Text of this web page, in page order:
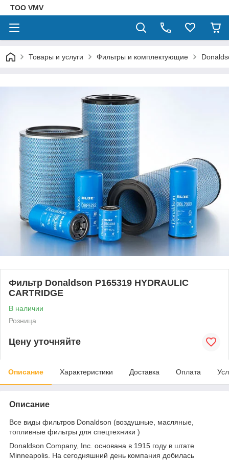
ТОО VMV
Товары и услуги Фильтры и комплектующие
Фильтр Donaldson P165319 HYDRAULIC
CARTRIDGE
В наличии
Розница
Цену уточняйте
Описание Характеристики Доставка Оплата
Описание
Все виды фильтров Donaldson (воздушные, масляные,
топливные фильтры для спецтехники )
Donaldson Company, Inc. основана в 1915 году в штате
Minneapolis. На сегодняшний день компания добилась